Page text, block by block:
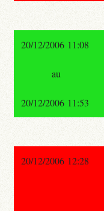
20/12/2006 11:08
au
20/12/2006 11:53
20/12/2006 12:28